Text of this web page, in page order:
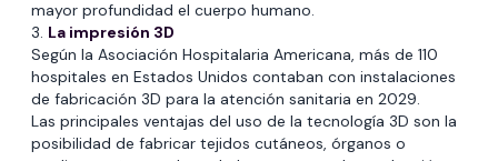
mayor profundidad el cuerpo humano.
3. La impresión 3D
Según la Asociación Hospitalaria Americana, más de 110
hospitales en Estados Unidos contaban con instalaciones
de fabricación 3D para la atención sanitaria en 2029.
Las principales ventajas del uso de la tecnología 3D son la
posibilidad de fabricar tejidos cutáneos, órganos o